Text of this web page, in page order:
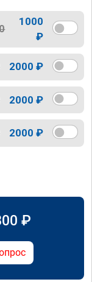
1000
₽
2000 ₽
2000 ₽
2000 ₽
₽